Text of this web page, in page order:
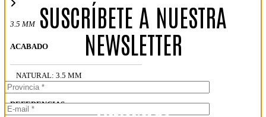
3.5 MM
ACABADO
NATURAL: 3.5 MM
REFERENCIAS
SUSCRÍBETE A NUESTRA
NEWSLETTER